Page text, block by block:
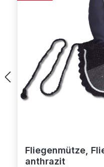
Fliegenmütze,
anthrazit